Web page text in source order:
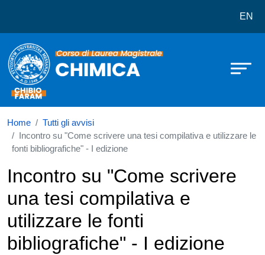
EN
Home
Tutti gli avvisi
Incontro su "Come scrivere una tesi compilativa e utilizzare le
fonti bibliografiche" - I edizione
Incontro su "Come scrivere
una tesi compilativa e
utilizzare le fonti
bibliografiche" - I edizione